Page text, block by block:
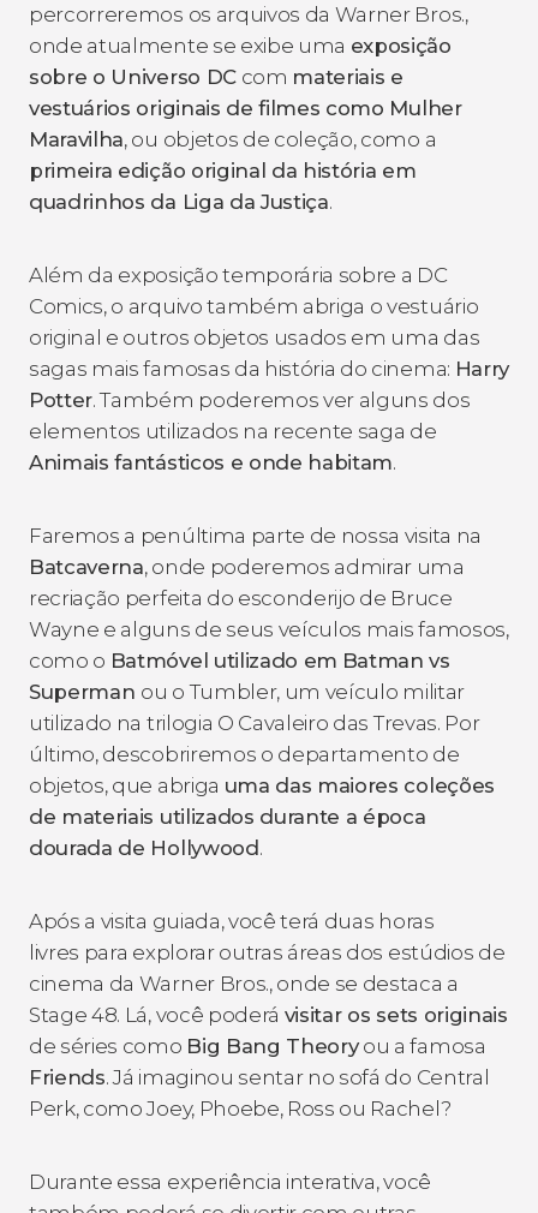
percorreremos os arquivos da Warner Bros.,
onde atualmente se exibe uma exposição
sobre o Universo DCcom materiais e
vestuários originais de filmes como Mulher
Maravilha, ou objetos de coleção, como a
primeira edição original da história em
quadrinhos da Liga da Justiça.
Além da exposição temporária sobre a DC
Comics, o arquivo também abriga o vestuário
original e outros objetos usados em uma das
sagas mais famosas da história do cinema: Harry
Potter. Também poderemos ver alguns dos
elementos utilizados na recente saga de
Animais fantásticos e onde habitam.
Faremos a penúltima parte de nossa visita na
Batcaverna, onde poderemos admirar uma
recriação perfeita do esconderijo de Bruce
Wayne e alguns de seus veículos mais famosos,
como o Batmóvel utilizado em Batman vs
Superman ou o Tumbler, um veículo militar
utilizado na trilogia O Cavaleiro das Trevas. Por
último, descobriremos o departamento de
objetos, que abriga uma das maiores coleções
de materiais utilizados durante a época
dourada de Hollywood.
Após a visita guiada, você terá duas horas
livres para explorar outras áreas dos estúdios de
cinema da Warner Bros., onde se destaca a
Stage 48. Lá, você poderá visitar os sets originais
de séries como Big Bang Theoryou a famosa
Friends. Já imaginou sentar no sofá do Central
Perk, como Joey, Phoebe, Ross ou Rachel?
Durante essa experiência interativa, você